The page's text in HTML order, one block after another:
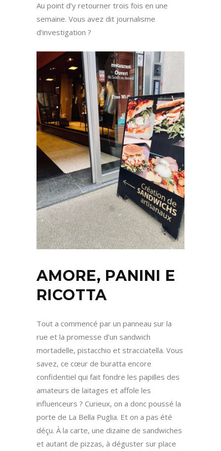
Au point d’y retourner trois fois en une
semaine. Vous avez dit journalisme
d’investigation ?
AMORE, PANINI E
RICOTTA
Tout a commencé par un panneau sur la
rue et la promesse d’un sandwich
mortadelle, pistacchio et stracciatella. Vous
savez, ce cœur de buratta encore
confidentiel qui fait fondre les papilles des
amateurs de laitages et affole les
influenceurs ? Curieux, on a donc poussé la
porte de La Bella Puglia. Et on a pas été
déçu. À la carte, une dizaine de sandwiches
et autant de pizzas, à déguster sur place